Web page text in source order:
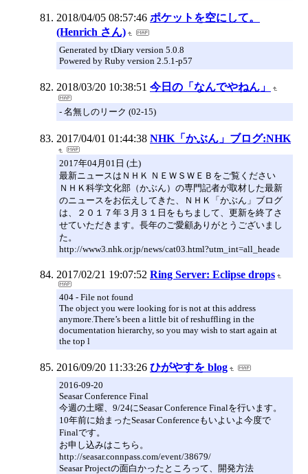
2018/04/05 08:57:46 ポケットを空にして。
(Henrich さん)
Generated by tDiary version 5.0.8
Powered by Ruby version 2.5.1-p57
2018/03/20 10:38:51 今日の「なんでやねん」
- 名無しのリーク (02-15)
2017/04/01 01:44:38 NHK「かぶん」ブログ:NHK
2017年04月01日 (土)
最新ニュースはＮＨＫ ＮＥＷＳＷＥＢをご覧ください
ＮＨＫ科学文化部（かぶん）の専門記者が取材した最新
のニュースをお伝えしてきた、ＮＨＫ「かぶん」ブログ
は、２０１７年３月３１日をもちまして、更新を終了さ
せていただきます。長年のご愛顧ありがとうございまし
た。
http://www3.nhk.or.jp/news/cat03.html?utm_int=all_heade
2017/02/21 19:07:52 Ring Server: Eclipse drops
404 - File not found
The object you were looking for is not at this address
anymore.There’s been a little bit of reshuffling in the
documentation hierarchy, so you may wish to start again at
the top l
2016/09/20 11:33:26 ひがやすを blog
2016-09-20
Seasar Conference Final
今週の土曜、9/24にSeasar Conference Finalを行います。
10年前に始まったSeasar Conferenceもいよいよ今度で
Finalです。
お申し込みはこちら。
http://seasar.connpass.com/event/38679/
Seasar Projectの面白かったところって、開発方法